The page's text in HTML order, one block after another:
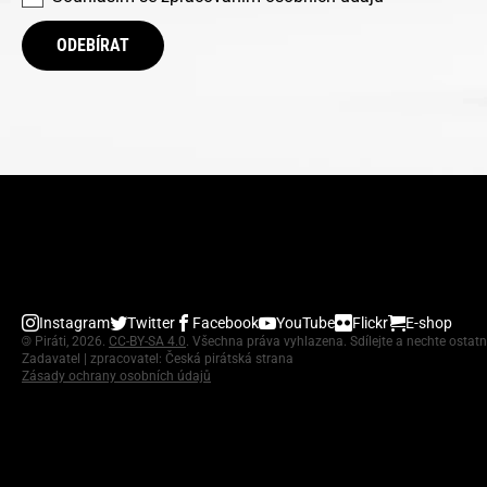
ODEBÍRAT
Instagram Twitter Facebook YouTube Flickr E-shop
© Piráti, 2026. CC-BY-SA 4.0. Všechna práva vyhlazena. Sdílejte a nechte
Zadavatel | zpracovatel: Česká pirátská strana
Zásady ochrany osobních údajů